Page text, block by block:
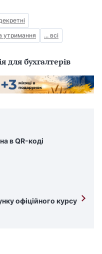
утримання
... всі
для бухгалтерів
в QR-коді
офіційного курсу